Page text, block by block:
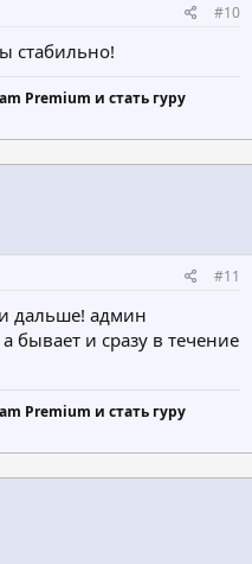
#10
стабильно!
Premium и стать гуру
#11
дальше! админ
бывает и сразу в течение
Premium и стать гуру